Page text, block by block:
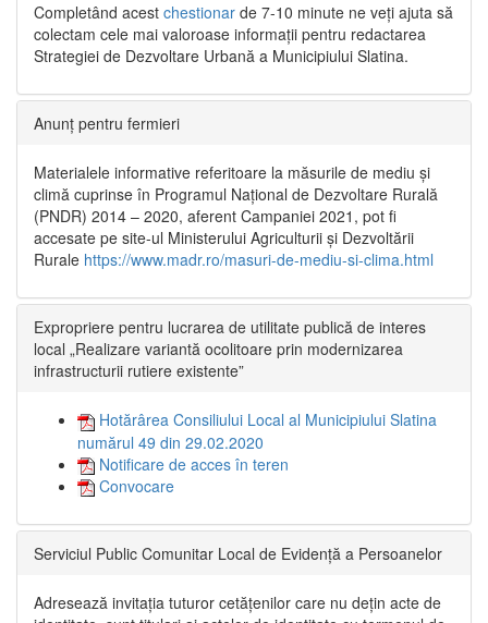
Completând acest chestionar de 7-10 minute ne veți ajuta să
colectam cele mai valoroase informații pentru redactarea
Strategiei de Dezvoltare Urbană a Municipiului Slatina.
Anunț pentru fermieri
Materialele informative referitoare la măsurile de mediu și
climă cuprinse în Programul Național de Dezvoltare Rurală
(PNDR) 2014 – 2020, aferent Campaniei 2021, pot fi
accesate pe site-ul Ministerului Agriculturii și Dezvoltării
Rurale https://www.madr.ro/masuri-de-mediu-si-clima.html
Expropriere pentru lucrarea de utilitate publică de interes
local „Realizare variantă ocolitoare prin modernizarea
infrastructurii rutiere existente”
Hotărârea Consiliului Local al Municipiului Slatina
numărul 49 din 29.02.2020
Notificare de acces în teren
Convocare
Serviciul Public Comunitar Local de Evidență a Persoanelor
Adresează invitația tuturor cetățenilor care nu dețin acte de